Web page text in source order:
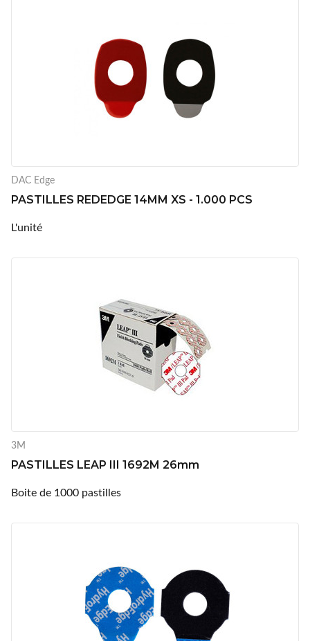
DAC Edge
PASTILLES REDEDGE 14MM XS - 1.000 PCS
L'unité
3M
PASTILLES LEAP III 1692M 26mm
Boite de 1000 pastilles